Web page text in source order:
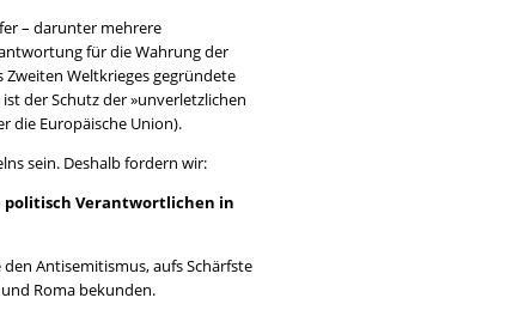
– darunter mehrere
für die Wahrung der
Weltkrieges gegründete
der Schutz der »unverletzlichen
die Europäische Union).
sein. Deshalb fordern wir:
politisch Verantwortlichen in
Antisemitismus, aufs Schärfste
Roma bekunden.